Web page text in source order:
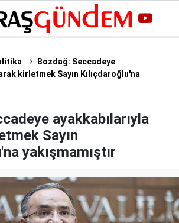
Bozdağ: Seccadeye
kirletmek Sayın Kılıçdaroğlu'na
ayakkabılarıyla
Sayın
yakışmamıştır